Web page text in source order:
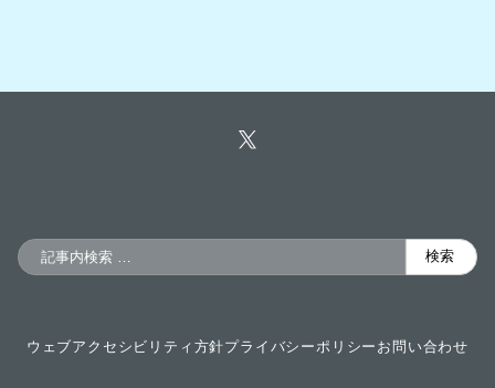
検
検索
ウェブアクセシビリティ方針プライバシーポリシー お問い合わせ